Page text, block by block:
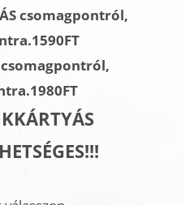
csomagpontról,
1980FT